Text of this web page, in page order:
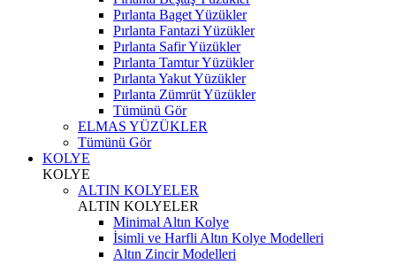
Pırlanta Baget Yüzükler
Pırlanta Fantazi Yüzükler
Pırlanta Safir Yüzükler
Pırlanta Tamtur Yüzükler
Pırlanta Yakut Yüzükler
Pırlanta Zümrüt Yüzükler
Tümünü Gör
ELMAS YÜZÜKLER
Tümünü Gör
KOLYE
KOLYE
ALTIN KOLYELER
ALTIN KOLYELER
Minimal Altın Kolye
İsimli ve Harfli Altın Kolye Modelleri
Altın Zincir Modelleri